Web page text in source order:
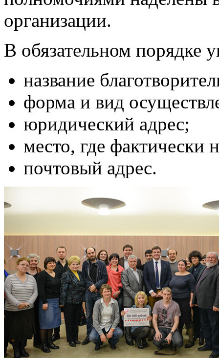
организации.
В обязательном порядке
название
форма и вид
юридический адрес;
место, где фактически
почтовый адрес.